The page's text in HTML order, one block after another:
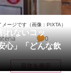
れないコッ
心」「どんな飲
メージです（画像：PIXTA）
0
目次を表示